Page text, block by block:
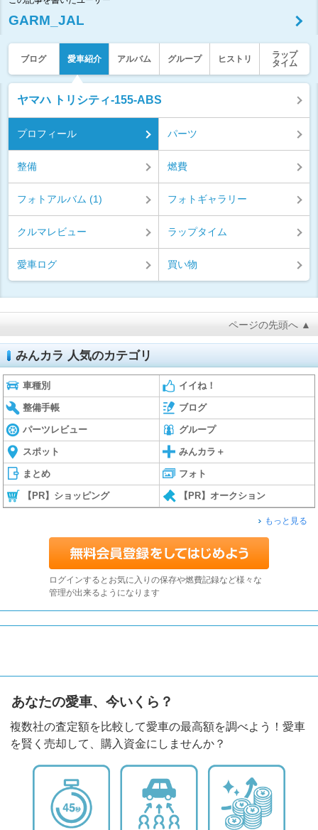
GARM_JAL
ブログ 愛車紹介 アルバム グループ ヒストリ
ラップ
タイム
ヤマハ トリシティ-155-ABS
プロフィール パーツ
整備 燃費
フォトアルバム (1) フォトギャラリー
クルマレビュー ラップタイム
愛車ログ 買い物
ページの先頭へ ▲
みんカラ 人気のカテゴリ
車種別 イイね！
整備手帳 ブログ
パーツレビュー グループ
スポット みんカラ＋
まとめ フォト
【PR】ショッピング 【PR】オークション
もっと見る
ログインするとお気に入りの保存や燃費記録など様々な
管理が出来るようになります
あなたの愛車、今いくら？
複数社の査定額を比較して愛車の最高額を調べよう！愛車
を賢く売却して、購入資金にしませんか？